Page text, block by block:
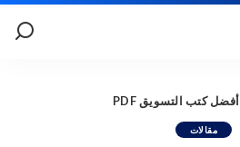
أفضل كتب التسويق PDF
مقالات